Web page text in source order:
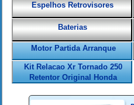
Espelhos Retrovisores
Baterias
Motor Partida Arranque
Kit Relacao Xr Tornado 250
Retentor Original Honda